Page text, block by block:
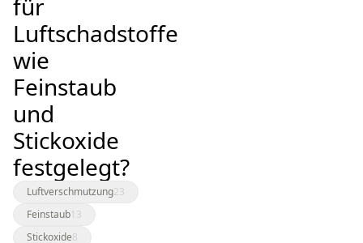
für
Luftschadstoffe
wie
Feinstaub
und
Stickoxide
festgelegt?
Luftverschmutzung23
Feinstaub13
Stickoxide8